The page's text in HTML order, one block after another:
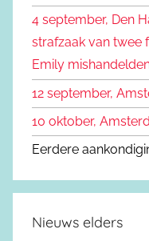
r
:
4 september, Den
strafzaak van twee
Emily
12 september,
10 oktober,
Eerdere
Nieuws elders